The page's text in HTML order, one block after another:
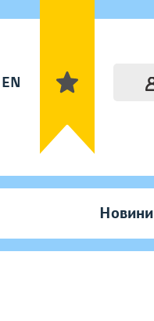
EN
Новини